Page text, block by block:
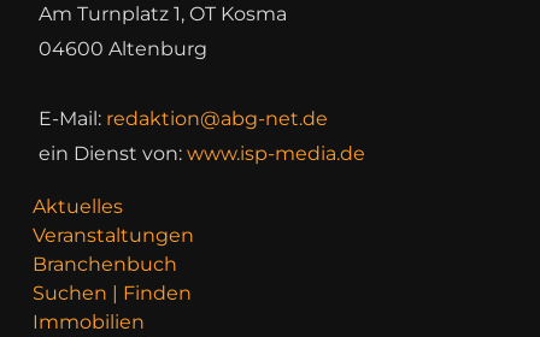
Am Turnplatz 1, OT Kosma
04600 Altenburg
E-Mail: redaktion@abg-net.de
ein Dienst von: www.isp-media.de
Aktuelles
Veranstaltungen
Branchenbuch
Suchen | Finden
Immobilien